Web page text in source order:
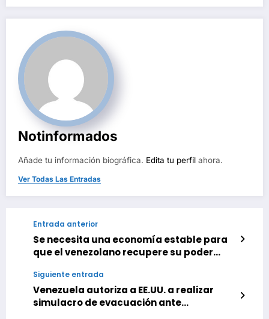
Notinformados
Añade tu información biográfica. Edita tu perfil ahora.
Ver Todas Las Entradas
Entrada anterior
Se necesita una economía estable para
que el venezolano recupere su poder
Siguiente entrada
Venezuela autoriza a EE.UU. a realizar
simulacro de evacuación ante